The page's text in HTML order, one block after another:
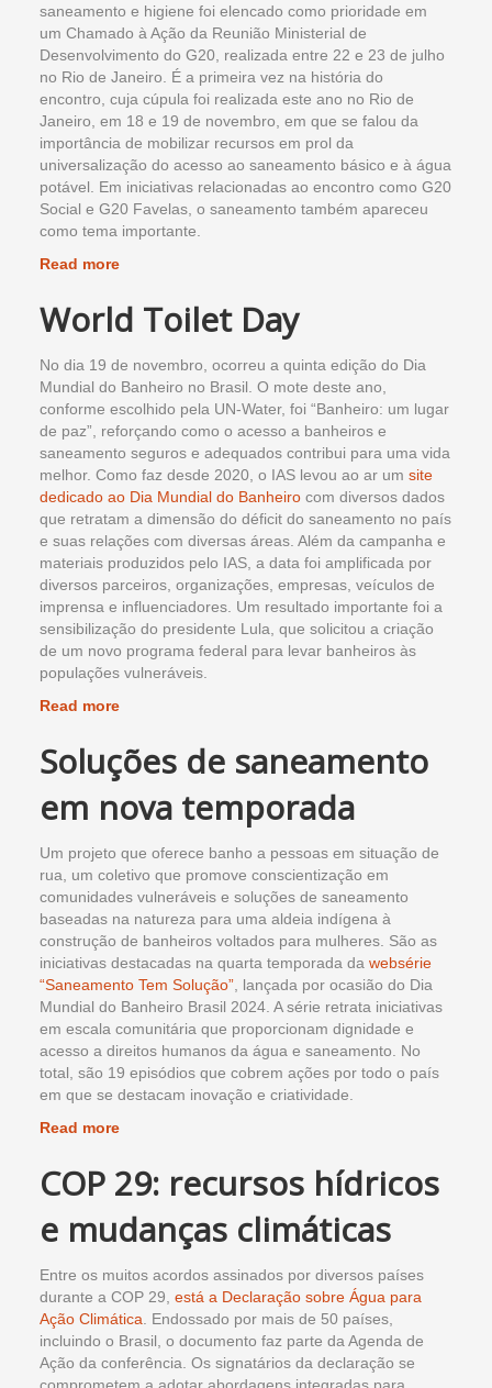
saneamento e higiene foi elencado como prioridade em
um Chamado à Ação da Reunião Ministerial de
Desenvolvimento do G20, realizada entre 22 e 23 de julho
no Rio de Janeiro. É a primeira vez na história do
encontro, cuja cúpula foi realizada este ano no Rio de
Janeiro, em 18 e 19 de novembro, em que se falou da
importância de mobilizar recursos em prol da
universalização do acesso ao saneamento básico e à água
potável. Em iniciativas relacionadas ao encontro como G20
Social e G20 Favelas, o saneamento também apareceu
como tema importante.
Read more
World Toilet Day
No dia 19 de novembro, ocorreu a quinta edição do Dia
Mundial do Banheiro no Brasil. O mote deste ano,
conforme escolhido pela UN-Water, foi “Banheiro: um lugar
de paz”, reforçando como o acesso a banheiros e
saneamento seguros e adequados contribui para uma vida
melhor. Como faz desde 2020, o IAS levou ao ar um site
dedicado ao Dia Mundial do Banheiro com diversos dados
que retratam a dimensão do déficit do saneamento no país
e suas relações com diversas áreas. Além da campanha e
materiais produzidos pelo IAS, a data foi amplificada por
diversos parceiros, organizações, empresas, veículos de
imprensa e influenciadores. Um resultado importante foi a
sensibilização do presidente Lula, que solicitou a criação
de um novo programa federal para levar banheiros às
populações vulneráveis.
Read more
Soluções de saneamento
em nova temporada
Um projeto que oferece banho a pessoas em situação de
rua, um coletivo que promove conscientização em
comunidades vulneráveis e soluções de saneamento
baseadas na natureza para uma aldeia indígena à
construção de banheiros voltados para mulheres. São as
iniciativas destacadas na quarta temporada da websérie
“Saneamento Tem Solução” , lançada por ocasião do Dia
Mundial do Banheiro Brasil 2024. A série retrata iniciativas
em escala comunitária que proporcionam dignidade e
acesso a direitos humanos da água e saneamento. No
total, são 19 episódios que cobrem ações por todo o país
em que se destacam inovação e criatividade.
Read more
COP 29: recursos hídricos
e mudanças climáticas
Entre os muitos acordos assinados por diversos países
durante a COP 29, está a Declaração sobre Água para
Ação Climática . Endossado por mais de 50 países,
incluindo o Brasil, o documento faz parte da Agenda de
Ação da conferência. Os signatários da declaração se